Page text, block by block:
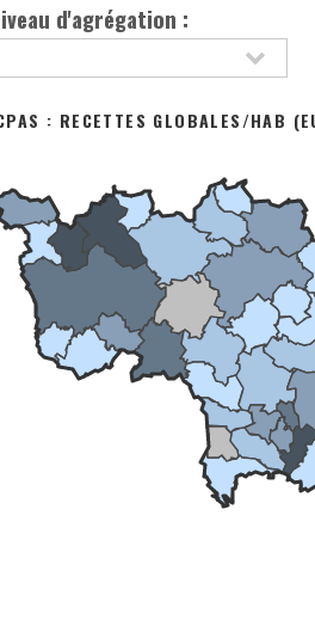
d'agrégation :
: RECETTES GLOBALES/HAB